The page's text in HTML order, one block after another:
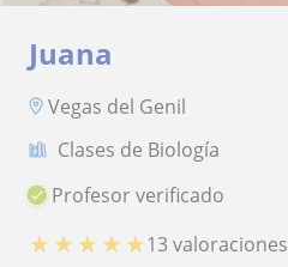
Juana
Vegas del Genil
Clases de Biología
Profesor verificado
★ ★ ★ ★ ★13 valoraciones